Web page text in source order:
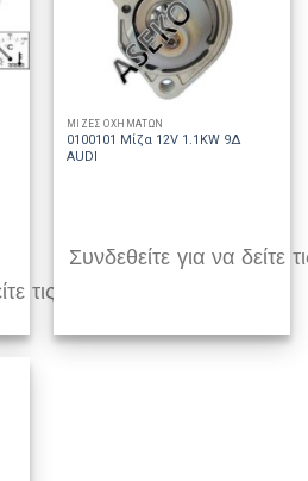
τις τιμές
ΜΙΖΕΣ ΟΧΗΜΑΤΩΝ
0100101 Μίζα 12V 1.1KW 9Δ
AUDI
Συνδεθείτε για να δείτε